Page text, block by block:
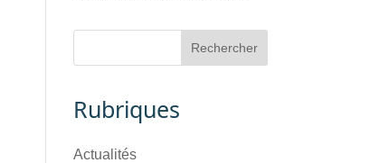
Rubriques
Actualités